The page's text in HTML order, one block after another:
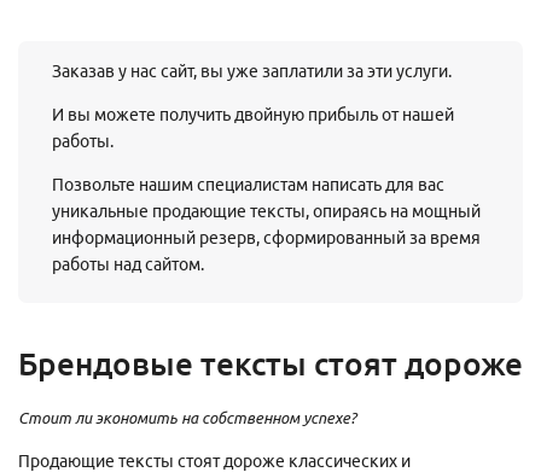
Заказав у нас сайт, вы уже заплатили за эти услуги.
И вы можете получить двойную прибыль от нашей
работы.
Позвольте нашим специалистам написать для вас
уникальные продающие тексты, опираясь на мощный
информационный резерв, сформированный за время
работы над сайтом.
Брендовые тексты стоят дороже
Стоит ли экономить на собственном успехе?
Продающие тексты стоят дороже классических и